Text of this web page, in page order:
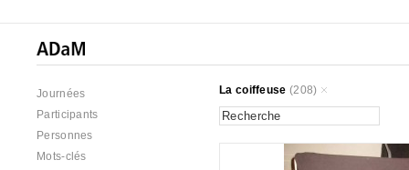
Journées
Participants
Personnes
Mots-clés
La coiffeuse (208)